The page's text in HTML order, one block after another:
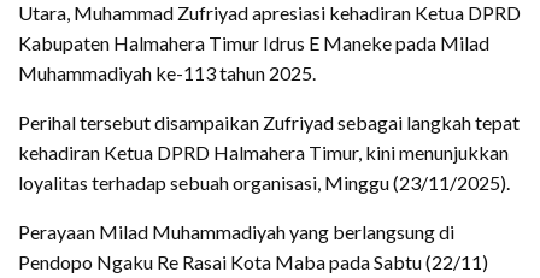
Utara, Muhammad Zufriyad apresiasi kehadiran Ketua DPRD
Kabupaten Halmahera Timur Idrus E Maneke pada Milad
Muhammadiyah ke-113 tahun 2025.
Perihal tersebut disampaikan Zufriyad sebagai langkah tepat
kehadiran Ketua DPRD Halmahera Timur, kini menunjukkan
loyalitas terhadap sebuah organisasi, Minggu (23/11/2025).
Perayaan Milad Muhammadiyah yang berlangsung di
Pendopo Ngaku Re Rasai Kota Maba pada Sabtu (22/11)